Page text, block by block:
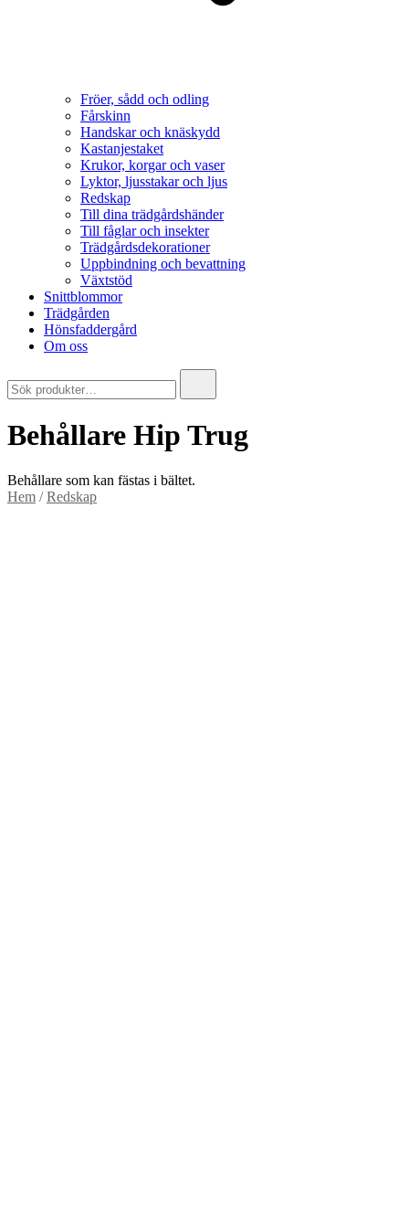
Fröer, sådd och odling
Fårskinn
Handskar och knäskydd
Kastanjestaket
Krukor, korgar och vaser
Lyktor, ljusstakar och ljus
Redskap
Till dina trädgårdshänder
Till fåglar och insekter
Trädgårdsdekorationer
Uppbindning och bevattning
Växtstöd
Snittblommor
Trädgården
Hönsfaddergård
Om oss
for:
Behållare Hip Trug
Behållare som kan fästas i bältet.
Hem /Redskap